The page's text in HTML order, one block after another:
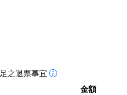
之退票事宜
金額